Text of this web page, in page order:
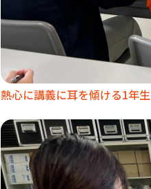
熱心に講義に耳を傾ける1年生